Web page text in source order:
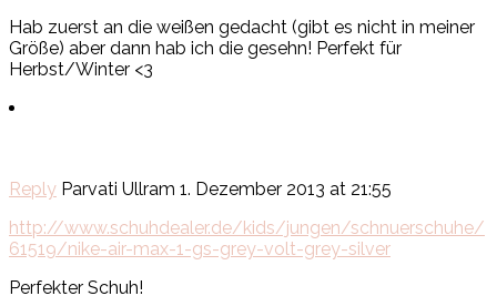
Hab zuerst an die weißen gedacht (gibt es nicht in meiner
Größe) aber dann hab ich die gesehn! Perfekt für
Herbst/Winter <3
Reply Parvati Ullram 1. Dezember 2013 at 21:55
http://www.schuhdealer.de/kids/jungen/schnuerschuhe/
61519/nike-air-max-1-gs-grey-volt-grey-silver
Perfekter Schuh!